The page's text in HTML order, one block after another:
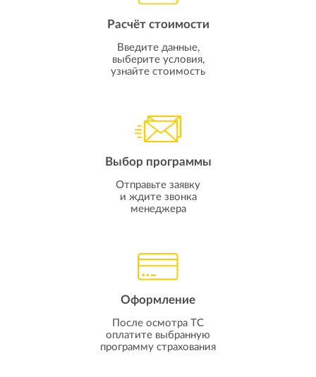
Расчёт стоимости
Введите данные,
выберите условия,
узнайте стоимость
Выбор программы
Отправьте заявку
и ждите звонка
менеджера
Оформление
После осмотра ТС
оплатите выбранную
программу страхования